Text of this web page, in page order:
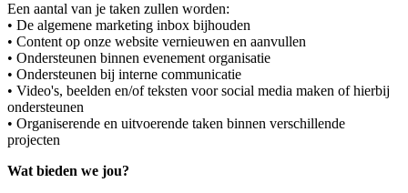
Een aantal van je taken zullen worden:
• De algemene marketing inbox bijhouden
• Content op onze website vernieuwen en aanvullen
• Ondersteunen binnen evenement organisatie
• Ondersteunen bij interne communicatie
• Video's, beelden en/of teksten voor social media maken of hierbij
ondersteunen
• Organiserende en uitvoerende taken binnen verschillende
projecten
Wat bieden we jou?